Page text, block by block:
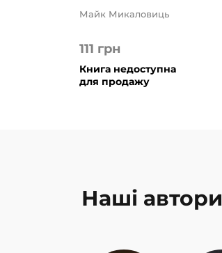
111 грн
Майк Микаловиць
Книга недоступна
для продажу
Наші автори